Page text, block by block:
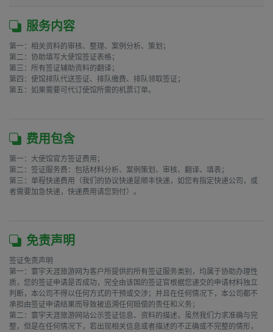
服务内容
第一：相关资料的审核、整理、案例分析、策划；
第二：协助填写大使馆签证表格；
第三：所有签证辅助资料的翻译；
第四：使馆排队代送签证、排队缴费、排队领取签证；
第五：如果需要可代订使馆所需的机票订单。
费用包含
第一：大使馆官方签证费用；
第二：签证服务费：包括材料分析、案例策划、审核、翻译、填表；
第三：单程快递费用（我们的协议快递是顺丰快递，如您有指定快递公司，或
者需要加急快递，快递费用请您到付）。
免责声明
签证免责声明
第一：寰宇天涯旅游网为客户所提供的所有签证服务类别，均属于协助办理性
质，您的签证申请是否成功，完全由该国的签证官根据您递交的申请材料独立
判断，本公司不得以任何方式的干预或交涉；并且在任何情况下，本公司都不
承担由签证申请结果而导致被追溯任何赔偿的责任和义务；
第二：寰宇天涯旅游网站公示签证信息、资料的描述，虽然我们力求准确与完
整，但是在任何情况下，若出现相关信息或者描述的不正确或不完整的情形，